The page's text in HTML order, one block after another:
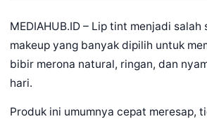
MEDIAHUB.ID – Lip tint menjadi salah
makeup yang banyak dipilih untuk
bibir merona natural, ringan, dan
hari.
Produk ini umumnya cepat meresap,